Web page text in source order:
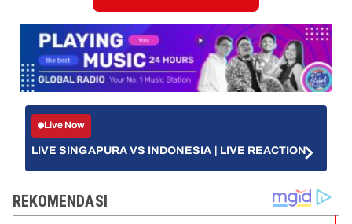
Live Now
LIVE SINGAPURA VS INDONESIA | LIVE REACTION